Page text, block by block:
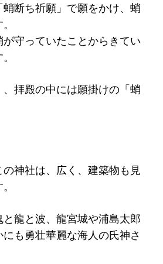
断ち祈願」で願をかけ、蛸
守っていたことからきてい
拝殿の中には願掛けの「蛸
神社は、広く、建築物も見
龍と波、龍宮城や浦島太郎
も勇壮華麗な海人の氏神さ